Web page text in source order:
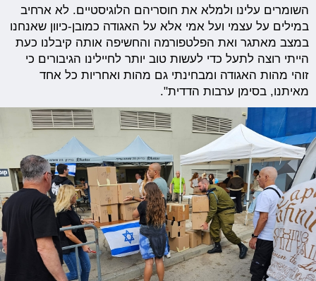
השומרים עלינו ולמלא את חוסריהם הלוגיסטיים. לא ארחיב
במילים על עצמי ועל אמי אלא על האגודה כמובן-כיוון שאנחנו
במצב מאתגר ואת הפלטפורמה והחשיפה אותה קיבלנו כעת
הייתי רוצה לתעל כדי לעשות טוב יותר לחיילינו הגיבורים כי
זוהי מהות האגודה ומבחינתי גם מהות ואחריות כל אחד
מאיתנו, בסימן ערבות הדדית".